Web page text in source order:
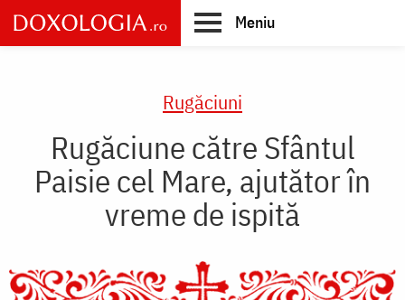
Skip
to
main
Meniu
Rugăciuni
Rugăciune către Sfântul
Paisie cel Mare, ajutător în
vreme de ispită